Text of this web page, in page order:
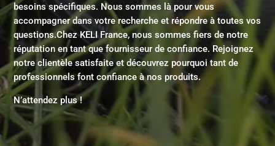
besoins spécifiques. Nous sommes là pour vous
accompagner dans votre recherche et répondre à toutes vos
questions.Chez KELI France, nous sommes fiers de notre
réputation en tant que fournisseur de confiance. Rejoignez
notre clientèle satisfaite et découvrez pourquoi tant de
professionnels font confiance à nos produits.
N’attendez plus !